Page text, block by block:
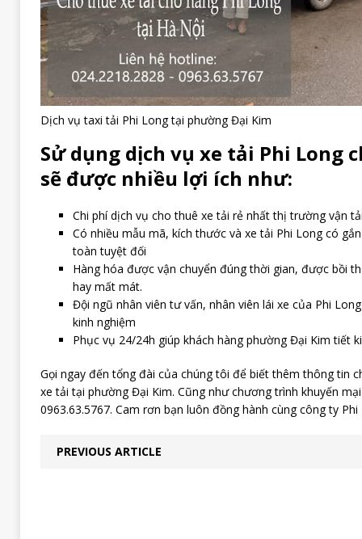
Dịch vụ taxi tải Phi Long tại phường Đại Kim
Sử dụng dịch vụ xe tải Phi Long
sẽ được nhiều lợi ích như:
Chi phí dịch vụ cho thuê xe tải rẻ nhất thị trường vận
Có nhiều mẫu mã, kích thước và xe tải Phi Long có
toàn tuyệt đối
Hàng hóa được vận chuyển đúng thời gian, được bồi
hay mất mát.
Đội ngũ nhân viên tư vấn, nhân viên lái xe của Phi
kinh nghiệm
Phục vụ 24/24h giúp khách hàng phường Đại Kim tiết
Gọi ngay đến tổng đài của chúng tôi để biết thêm thông tin
xe tải tại phường Đại Kim. Cũng như chương trình khuyến
0963.63.5767. Cam rơn bạn luôn đồng hành cùng công ty
PREVIOUS ARTICLE